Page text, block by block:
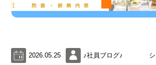
2026.05.25 ♪社員ブログ♪